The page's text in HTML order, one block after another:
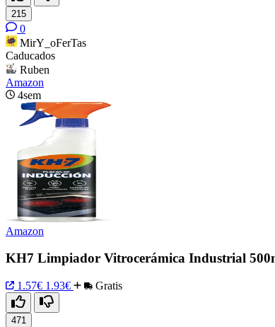
215
0
MirY_oFerTas
Caducados
Ruben
Amazon
4sem
Amazon
KH7 Limpiador Vitrocerámica Industrial
1.57€ 1.93€ Gratis
471